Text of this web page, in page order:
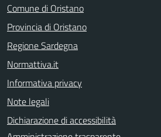
Comune di Oristano
Provincia di Oristano
Regione Sardegna
Normattiva.it
Informativa privacy
Note legali
Dichiarazione di accessibilità